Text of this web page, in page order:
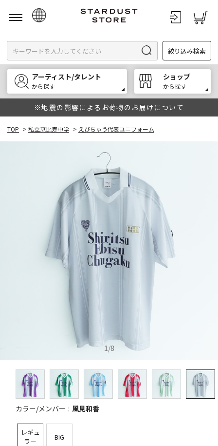
English
한국어
中文
絞り込み検索
アーティスト/タレント
から探す
ショップ
から探す
※地震の影響によるお荷物のお届けについて
TOP > 私立恵比寿中学 > えびちゅう代表ユニフォーム
1/8
カラー/メンバー 風見和香
レギュ
ラー
BIG